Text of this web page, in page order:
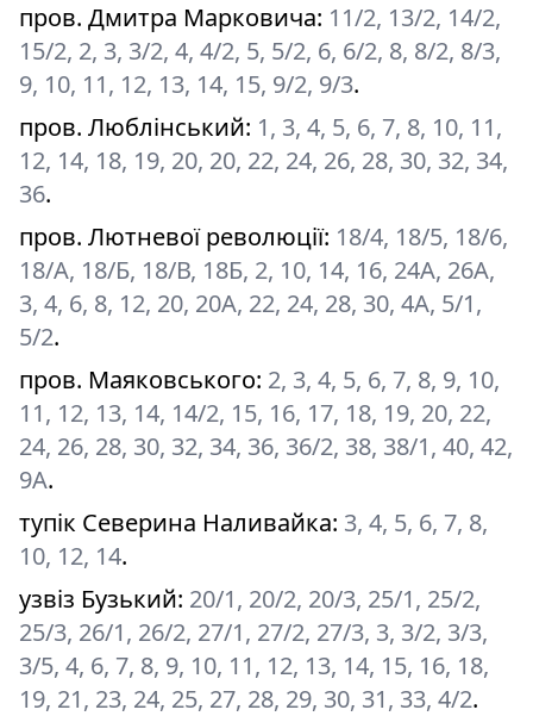
пров. Дмитра Марковича: 11/2, 13/2, 14/2,
15/2, 2, 3, 3/2, 4, 4/2, 5, 5/2, 6, 6/2, 8, 8/2, 8/3,
9, 10, 11, 12, 13, 14, 15, 9/2, 9/3.
пров. Люблінський: 1, 3, 4, 5, 6, 7, 8, 10, 11,
12, 14, 18, 19, 20, 20, 22, 24, 26, 28, 30, 32, 34,
36.
пров. Лютневої революції: 18/4, 18/5, 18/6,
18/А, 18/Б, 18/В, 18Б, 2, 10, 14, 16, 24А, 26А,
3, 4, 6, 8, 12, 20, 20А, 22, 24, 28, 30, 4А, 5/1,
5/2.
пров. Маяковського: 2, 3, 4, 5, 6, 7, 8, 9, 10,
11, 12, 13, 14, 14/2, 15, 16, 17, 18, 19, 20, 22,
24, 26, 28, 30, 32, 34, 36, 36/2, 38, 38/1, 40, 42,
9А.
тупік Северина Наливайка: 3, 4, 5, 6, 7, 8,
10, 12, 14.
узвіз Бузький: 20/1, 20/2, 20/3, 25/1, 25/2,
25/3, 26/1, 26/2, 27/1, 27/2, 27/3, 3, 3/2, 3/3,
3/5, 4, 6, 7, 8, 9, 10, 11, 12, 13, 14, 15, 16, 18,
19, 21, 23, 24, 25, 27, 28, 29, 30, 31, 33, 4/2.